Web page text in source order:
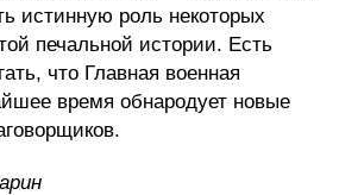
истинную роль некоторых
печальной истории. Есть
что Главная военная
время обнародует новые